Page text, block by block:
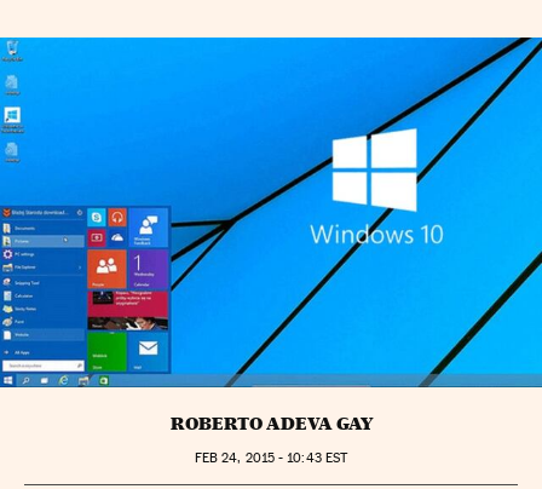
ROBERTO ADEVA GAY
FEB 24, 2015 - 10:43EST